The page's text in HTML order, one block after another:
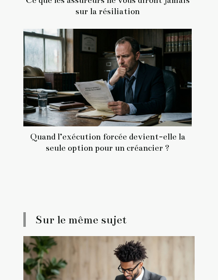
sur la résiliation
Quand l’exécution forcée devient-elle la
seule option pour un créancier ?
Sur le même sujet